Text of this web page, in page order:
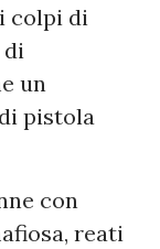
colpi di
di
un
pistola
con
reati